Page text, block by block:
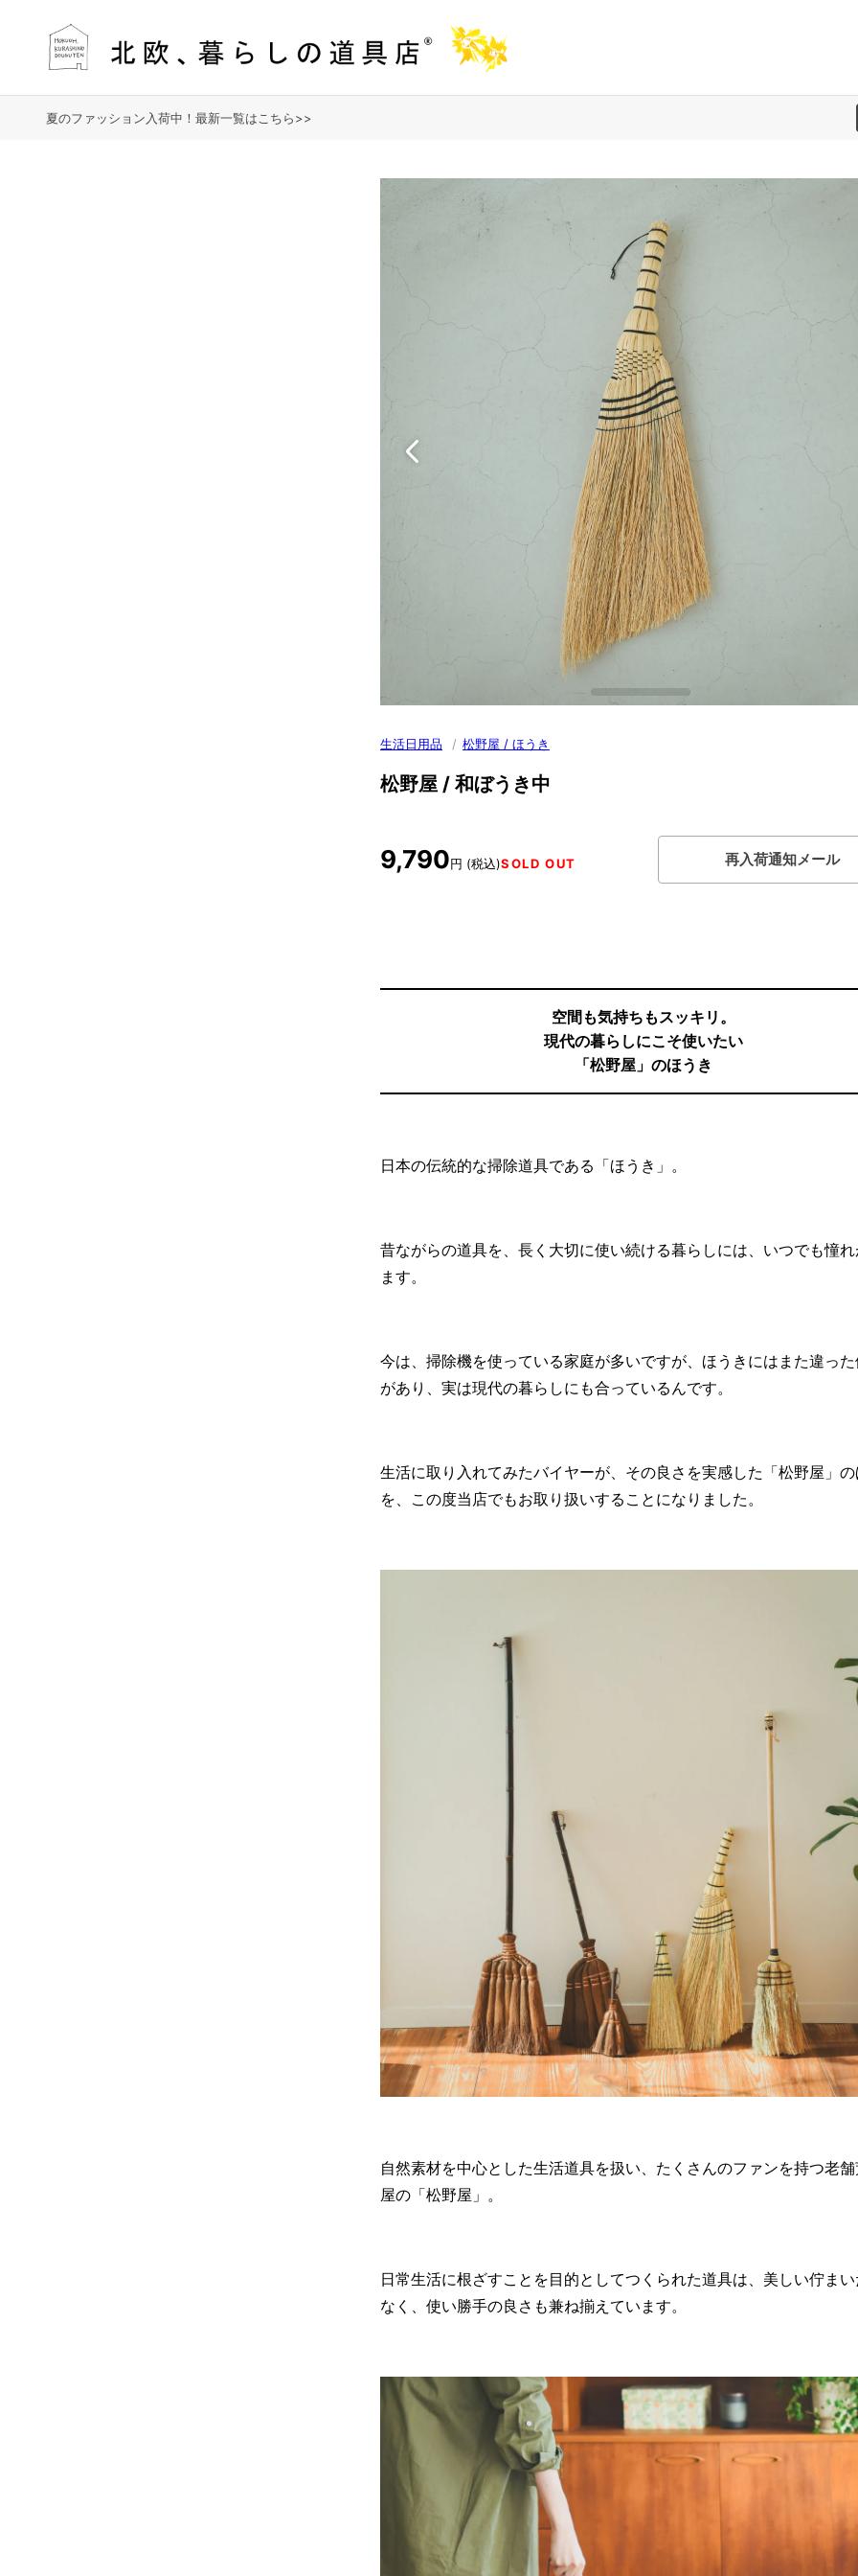
夏のファッション入荷中！最新一覧はこちら>>
生活日用品 / 松野屋 / ほうき
松野屋 / 和ぼうき中
9,790円 (税込)SOLD OUT 再入荷通知メール
空間も気持ちもスッキリ。
現代の暮らしにこそ使いたい
「松野屋」のほうき
日本の伝統的な掃除道具である「ほうき」。
昔ながらの道具を、長く大切に使い続ける暮らしには、いつでも憧
ます。
今は、掃除機を使っている家庭が多いですが、ほうきにはまた違っ
があり、実は現代の暮らしにも合っているんです。
生活に取り入れてみたバイヤーが、その良さを実感した「松野屋」
を、この度当店でもお取り扱いすることになりました。
自然素材を中心とした生活道具を扱い、たくさんのファンを持つ老
屋の「松野屋」。
日常生活に根ざすことを目的としてつくられた道具は、美しい佇ま
なく、使い勝手の良さも兼ね揃えています。